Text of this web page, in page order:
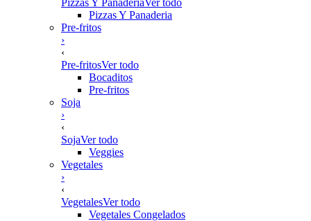
Pizzas Y PanaderiaVer todo
Pizzas Y Panaderia
Pre-fritos
›
‹
Pre-fritosVer todo
Bocaditos
Pre-fritos
Soja
›
‹
SojaVer todo
Veggies
Vegetales
›
‹
VegetalesVer todo
Vegetales Congelados